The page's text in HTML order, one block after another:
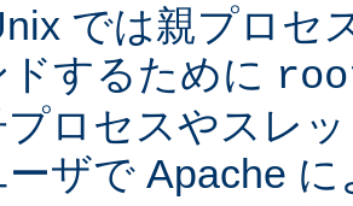
では親プロセ
するために
ロセスやスレ
ーザで Apache